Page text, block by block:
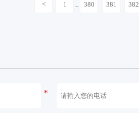
< 1 ... 380 381 382